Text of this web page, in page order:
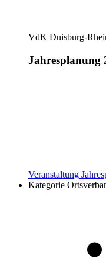
VdK Duisburg-
Jahresplanung
Veranstaltung
Kategorie